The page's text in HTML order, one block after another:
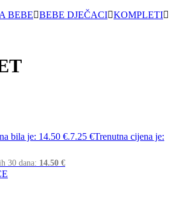
BEBE BEBE DJEČACI KOMPLETI
bila je: 14.50 €.7.25 €Trenutna cijena je:
30 dana: 14.50 €